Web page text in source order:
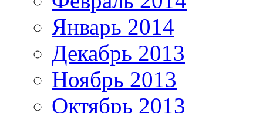
Январь 2014
Декабрь 2013
Ноябрь 2013
Октябрь 2013